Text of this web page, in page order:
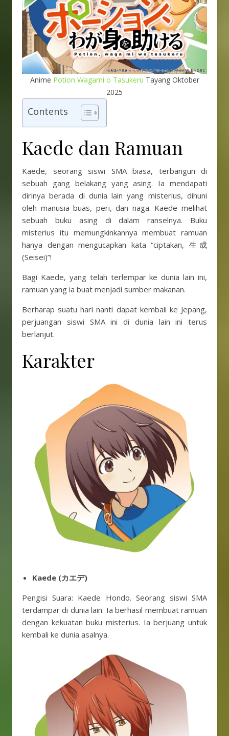
Anime Potion Wagami o Tasukeru Tayang Oktober
2025
Contents
Kaede dan Ramuan
Kaede, seorang siswi SMA biasa, terbangun di
sebuah gang belakang yang asing. Ia mendapati
dirinya berada di dunia lain yang misterius, dihuni
oleh manusia buas, peri, dan naga. Kaede melihat
sebuah buku asing di dalam ranselnya. Buku
misterius itu memungkinkannya membuat ramuan
hanya dengan mengucapkan kata “ciptakan, 生成
(Seisei)”!
Bagi Kaede, yang telah terlempar ke dunia lain ini,
ramuan yang ia buat menjadi sumber makanan.
Berharap suatu hari nanti dapat kembali ke Jepang,
perjuangan siswi SMA ini di dunia lain ini terus
berlanjut.
Karakter
Kaede (カエデ)
Pengisi Suara: Kaede Hondo. Seorang siswi SMA
terdampar di dunia lain. Ia berhasil membuat ramuan
dengan kekuatan buku misterius. Ia berjuang untuk
kembali ke dunia asalnya.